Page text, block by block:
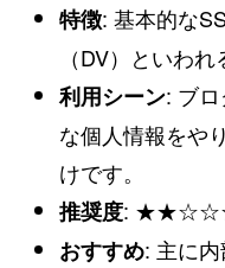
特徴: 基本的な
（DV）といわ
利用シーン: ブ
な個人情報をや
けです。
推奨度:
おすすめ: 主に